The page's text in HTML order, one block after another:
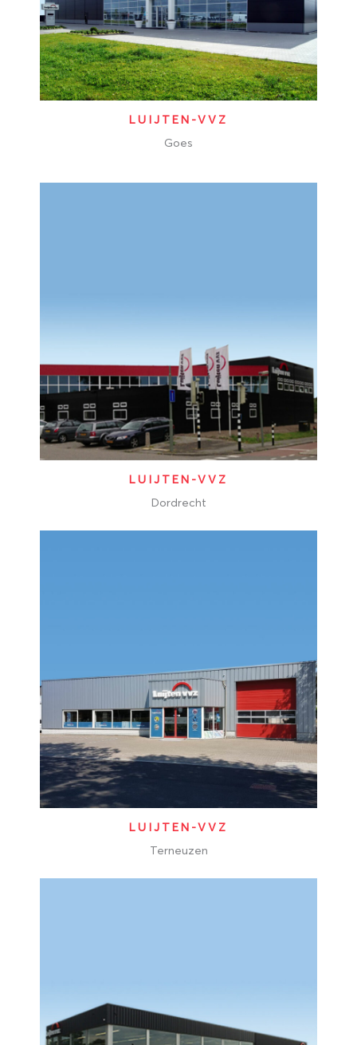
LUIJTEN-VVZ
Goes
LUIJTEN-VVZ
Dordrecht
LUIJTEN-VVZ
Terneuzen